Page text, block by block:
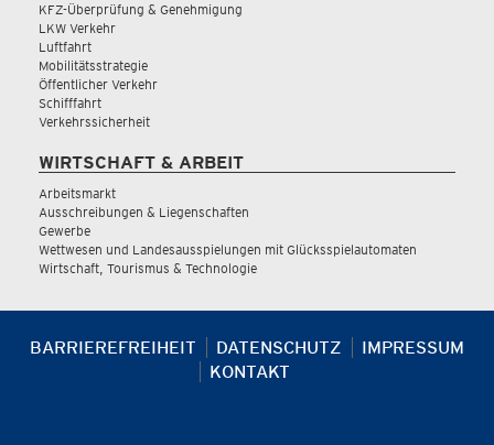
KFZ-Überprüfung & Genehmigung
LKW Verkehr
Luftfahrt
Mobilitätsstrategie
Öffentlicher Verkehr
Schifffahrt
Verkehrssicherheit
WIRTSCHAFT & ARBEIT
Arbeitsmarkt
Ausschreibungen & Liegenschaften
Gewerbe
Wettwesen und Landesausspielungen mit Glücksspielautomaten
Wirtschaft, Tourismus & Technologie
BARRIEREFREIHEIT DATENSCHUTZ
IMPRESSUM
KONTAKT